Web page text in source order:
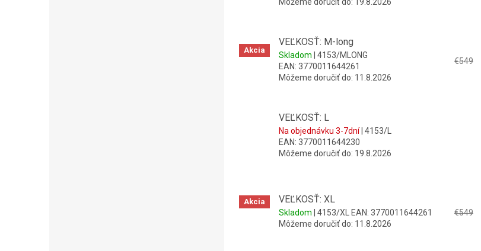
Akcia
VEĽKOSŤ: M-long
Skladom
| 4153/MLONG
EAN: 3770011644261
Môžeme doručiť do: 11.8.2026
€549
VEĽKOSŤ: L
Na objednávku 3-7dní | 4153/L
EAN: 3770011644230
Môžeme doručiť do: 19.8.2026
Akcia VEĽKOSŤ: XL
Skladom | 4153/XL EAN: 3770011644261
Môžeme doručiť do: 11.8.2026
€549